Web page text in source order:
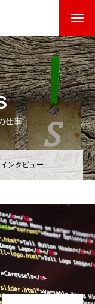
仕事
インタビュー